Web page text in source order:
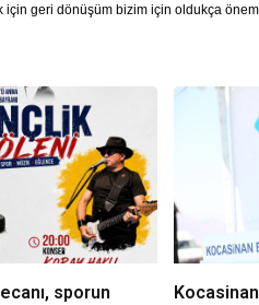
için geri dönüşüm bizim için oldukça
sporun